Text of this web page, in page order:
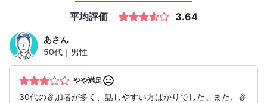
平均評価 3.64
あさん
50代｜男性
やや満足
30代の参加者が多く、話しやすい方ばかりでした。また、参